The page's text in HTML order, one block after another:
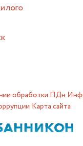
обработки ПДн
Карта сайта